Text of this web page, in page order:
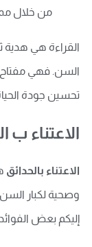
من خلال
القراءة هي هدية
السن. فهي مفتاح
تحسين جودة
الاعتناء ب
الاعتناء بالحدائق
وصحية لكبار
إليكم بعض